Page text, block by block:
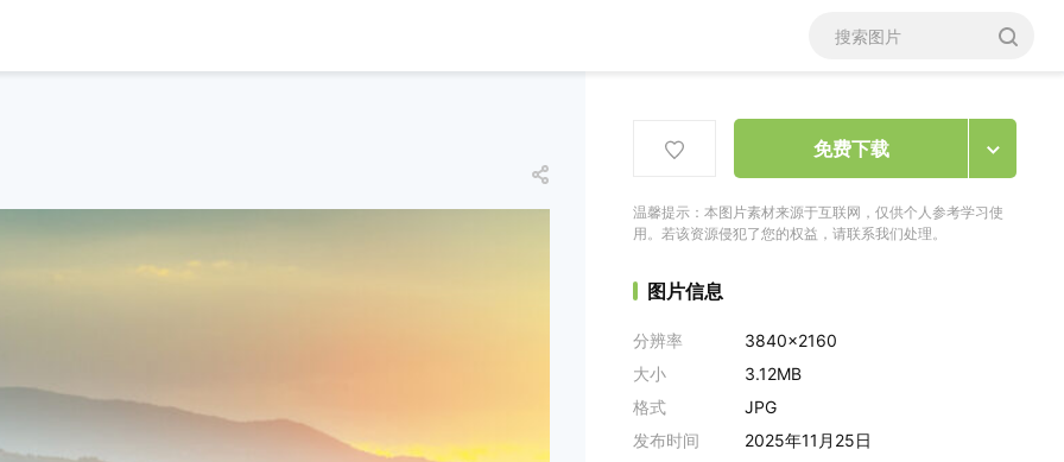
免费下载
温馨提示：本图片素材来源于互联网，仅供个人参考学习使
用。若该资源侵犯了您的权益，请联系我们处理。
图片信息
分辨率
3840x2160
大小
3.12MB
格式
JPG
发布时间
2025年11月25日